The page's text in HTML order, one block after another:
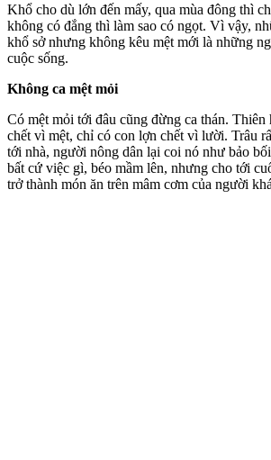
Khổ cho dù lớn đến mấy, qua mùa đông thì
không có đắng thì làm sao có ngọt. Vì vậy,
khổ sở nhưng không kêu mệt mới là những
cuộc sống.
Không ca mệt mỏi
Có mệt mỏi tới đâu cũng đừng ca thán. Thiên
chết vì mệt, chỉ có con lợn chết vì lười. Trâu
tới nhà, người nông dân lại coi nó như bảo
bất cứ việc gì, béo mầm lên, nhưng cho tới
trở thành món ăn trên mâm cơm của người